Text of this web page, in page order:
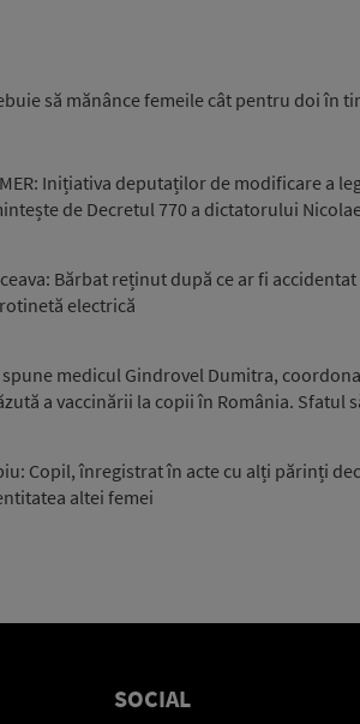
să mănânce femeile cât pentru doi în
Inițiativa deputaților de modificare a
de Decretul 770 a dictatorului
Bărbat reținut după ce ar fi
electrică
spune medicul Gindrovel Dumitra,
a vaccinării la copii în România. Sfatul
Copil, înregistrat în acte cu alți părinți
altei femei
SOCIAL